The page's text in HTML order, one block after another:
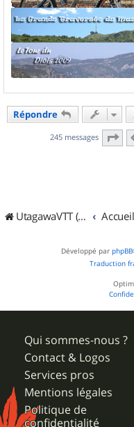
Répondre
245 messages
UtagawaVTT (Randos VTT et VTTAE avec traces GPS)
Développé par phpBB
Traduction
Qui sommes-nous ?
Contact & Logos
Services pros
Mentions légales
Politique de
confidentialité